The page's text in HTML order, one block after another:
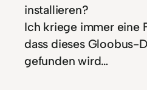
installieren?
Ich kriege immer eine
dass dieses Gloobus-
gefunden wird…